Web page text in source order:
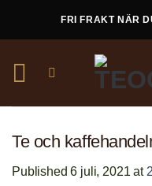
FRI FRAKT NÄR
Te och
Published6 juli, 2021 at